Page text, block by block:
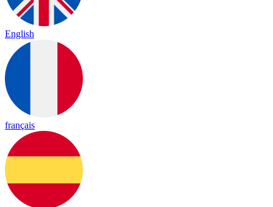
English
français